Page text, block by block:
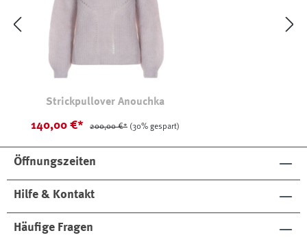
Strickpullover Anouchka
140,00 €* 200,00 €* (30% gespart)
Öffnungszeiten
Hilfe & Kontakt
Häufige Fragen